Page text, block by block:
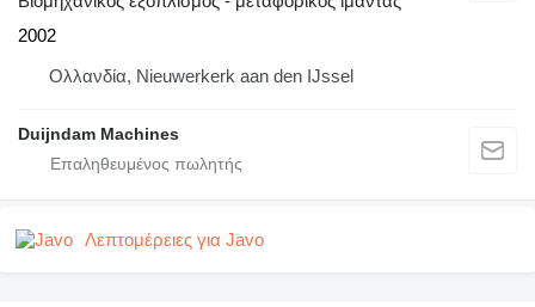
2002
Ολλανδία, Nieuwerkerk aan den IJssel
Duijndam Machines
Λεπτομέρειες για Javo